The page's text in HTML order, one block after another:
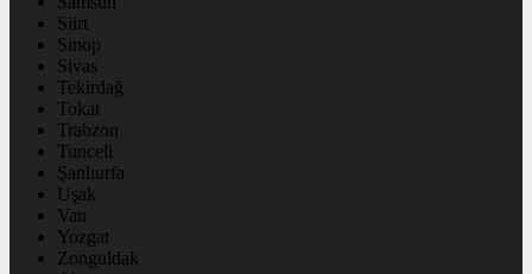
Siirt
Sinop
Sivas
Tekirdağ
Tokat
Trabzon
Tunceli
Şanlıurfa
Uşak
Van
Yozgat
Zonguldak